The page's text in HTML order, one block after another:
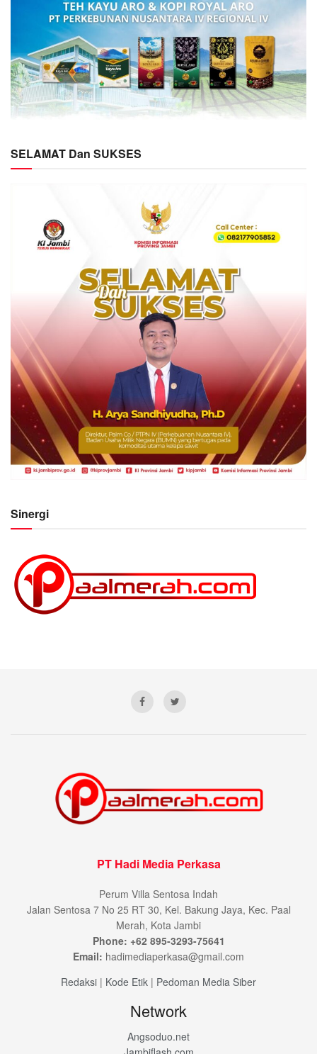
SELAMAT Dan SUKSES
Sinergi
PT Hadi Media Perkasa
Perum Villa Sentosa Indah
Jalan Sentosa 7 No 25 RT 30, Kel. Bakung Jaya, Kec. Paal
Merah, Kota Jambi
Phone: +62 895-3293-75641
Email: hadimediaperkasa@gmail.com
Redaksi | Kode Etik | Pedoman Media Siber
Network
Angsoduo.net